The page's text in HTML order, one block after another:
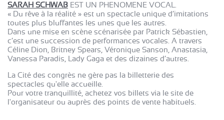
SARAH SCHWAB EST UN PHENOMENE VOCAL.
« Du rêve à la réalité » est un spectacle unique d’imitations
toutes plus bluffantes les unes que les autres.
Dans une mise en scène scénarisée par Patrick Sébastien,
c’est une succession de performances vocales. A travers
Céline Dion, Britney Spears, Véronique Sanson, Anastasia,
Vanessa Paradis, Lady Gaga et des dizaines d’autres.
La Cité des congrès ne gère pas la billetterie des
spectacles qu'elle accueille.
Pour votre tranquillité, achetez vos billets via le site de
l'organisateur ou auprès des points de vente habituels.